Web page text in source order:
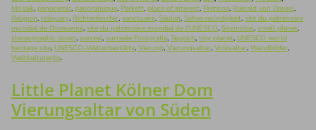
Mosaik, panoramic, panoramique, Parkett, place of interest, Pretiosa, Rainald von Dassel,
Religion, reliquary, Richterfenster, sanctuaire, Säulen, Sehenswürdigkeit, site du patrimoine
mondial de l'humanité, site du patrimoine mondial de l'UNESCO, Sitzmöbel, small planet,
stereographic down, surreal, surreale Fotografie, Teppich, tiny planet, UNESCO world
heritage site, UNESCO-Welterbestätte, Vierung, Vierungsaltar, Volksaltar, Wandbilder,
Weltkulturerbe.
Little Planet Kölner Dom
Vierungsaltar von Süden